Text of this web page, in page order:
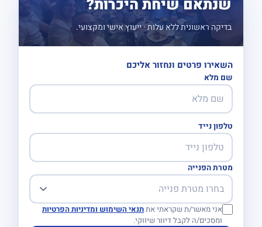
שנתאם שיחת היכרות?
בדיקה ראשונית ללא עלות · ייעוץ אישי ומקצועי.
השאירו פרטים ונחזור אליכם
שם מלא
טלפון נייד
מטרת הפנייה
אני מאשר/ת שקראתי אתתנאי השימוש ומדיניות הפרטיות
ומסכים/ה לקבל דיוור שיווקי.